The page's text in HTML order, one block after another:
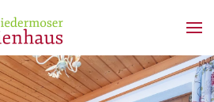
springen